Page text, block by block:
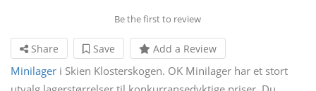
Be the first to review
Share Save Add a Review
Minilager i Skien Klosterskogen. OK Minilager har et stort